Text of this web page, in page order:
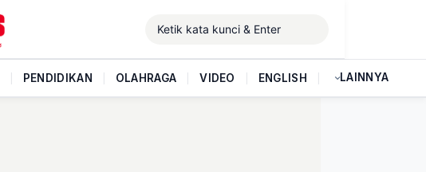
PENDIDIKAN OLAHRAGA VIDEO ENGLISH LAINNYA